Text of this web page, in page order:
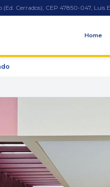
Cerrados), CEP 47850-047, Luís
Home